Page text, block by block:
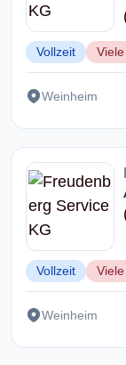
Vollzeit
Weinheim
Vollzeit
Weinheim